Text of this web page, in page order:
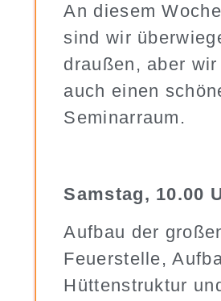
An diesem
sind wir
draußen, aber wir
auch einen
Seminarraum.
Samstag, 10.00
Aufbau der
Feuerstelle,
Hüttenstruktur